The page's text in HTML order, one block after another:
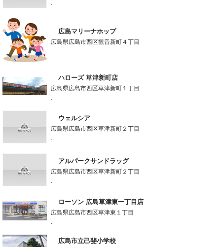
-
広島マリーナホップ
広島県広島市西区観音新町４丁目
-
ハローズ 草津新町店
広島県広島市西区草津新町１丁目
-
ウェルシア
広島県広島市西区草津新町２丁目
-
アルパークサンドラッグ
広島県広島市西区草津新町２丁目
-
ローソン 広島草津東一丁目店
広島県広島市西区草津東１丁目
-
広島市立己斐小学校